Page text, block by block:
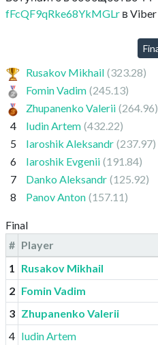
fFcQF9qRke68YkMGLr в Viber
Rusakov Mikhail (323.28)
Fomin Vadim (245.13)
Zhupanenko Valerii (264.96)
4
Iudin Artem (432.22)
5
Iaroshik Aleksandr (237.97)
6
Iaroshik Evgenii (191.84)
7
Danko Aleksandr (125.92)
8
Panov Anton (157.11)
Final
# Player
1 Rusakov Mikhail
2 Fomin Vadim
3 Zhupanenko Valerii
4 Iudin Artem